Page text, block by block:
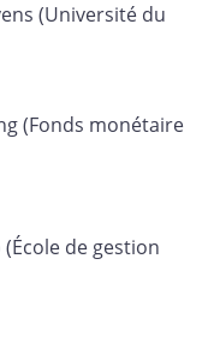
(Université du
(Fonds monétaire
de gestion